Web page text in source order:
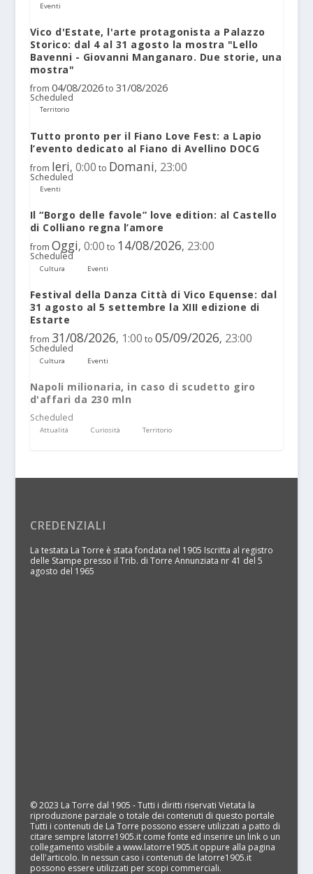
Eventi
Vico d'Estate, l'arte protagonista a Palazzo
Storico: dal 4 al 31 agosto la mostra "Lello
Bavenni - Giovanni Manganaro. Due storie, una
mostra"
from 04/08/2026 to 31/08/2026
Scheduled
Territorio
Tutto pronto per il Fiano Love Fest: a Lapio
l’evento dedicato al Fiano di Avellino DOCG
from Ieri, 0:00 to Domani, 23:00
Scheduled
Eventi
Il “Borgo delle favole” love edition: al Castello
di Colliano regna l’amore
from Oggi, 0:00 to 14/08/2026, 23:00
Scheduled
Cultura Eventi
Festival della Danza Città di Vico Equense: dal
31 agosto al 5 settembre la XIII edizione di
Estarte
from 31/08/2026, 1:00 to 05/09/2026, 23:00
Scheduled
Cultura Eventi
Napoli milionaria, in caso di scudetto giro
d'affari da 230 mln
Scheduled
Attualità Curiosità Territorio
CREDENZIALI
La testata La Torre è stata fondata nel 1905 Iscritta al registro
delle Stampe presso il Trib. di Torre Annunziata nr 41 del 5
agosto del 1965
© 2023 La Torre dal 1905 - Tutti i diritti riservati Vietata la
riproduzione parziale o totale dei contenuti di questo portale
Tutti i contenuti de La Torre possono essere utilizzati a patto di
citare sempre latorre1905.it come fonte ed inserire un link o un
collegamento visibile a www.latorre1905.it oppure alla pagina
dell'articolo. In nessun caso i contenuti de latorre1905.it
possono essere utilizzati per scopi commerciali.